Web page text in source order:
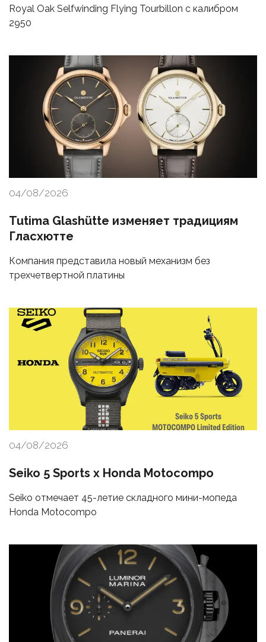
Royal Oak Selfwinding Flying Tourbillon с калибром
2950
04/08/2026
Tutima Glashütte изменяет традициям
Гласхютте
Компания представила новый механизм без
трехчетвертной платины
04/08/2026
Seiko 5 Sports x Honda Motocompo
Seiko отмечает 45-летие складного мини-мопеда
Honda Motocompo